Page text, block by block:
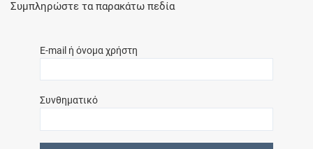
Συμπληρώστε τα παρακάτω πεδία
E-mail ή όνομα χρήστη
Συνθηματικό